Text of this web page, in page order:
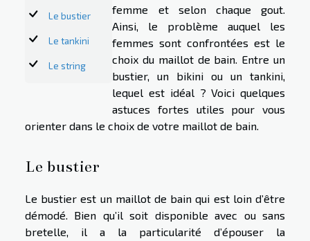
Le bustier
Le tankini
Le string
femme et selon chaque gout.
Ainsi, le problème auquel les
femmes sont confrontées est le
choix du maillot de bain. Entre un
bustier, un bikini ou un tankini,
lequel est idéal ? Voici quelques
astuces fortes utiles pour vous
orienter dans le choix de votre maillot de bain.
Le bustier
Le bustier est un maillot de bain qui est loin d’être
démodé. Bien qu’il soit disponible avec ou sans
bretelle, il a la particularité d’épouser la